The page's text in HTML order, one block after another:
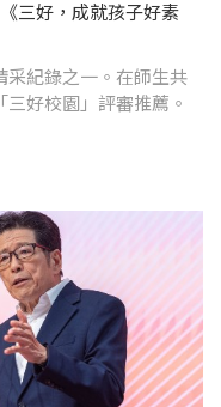
三好，成就孩子好素
采紀錄之一。在師生共
好校園」評審推薦。